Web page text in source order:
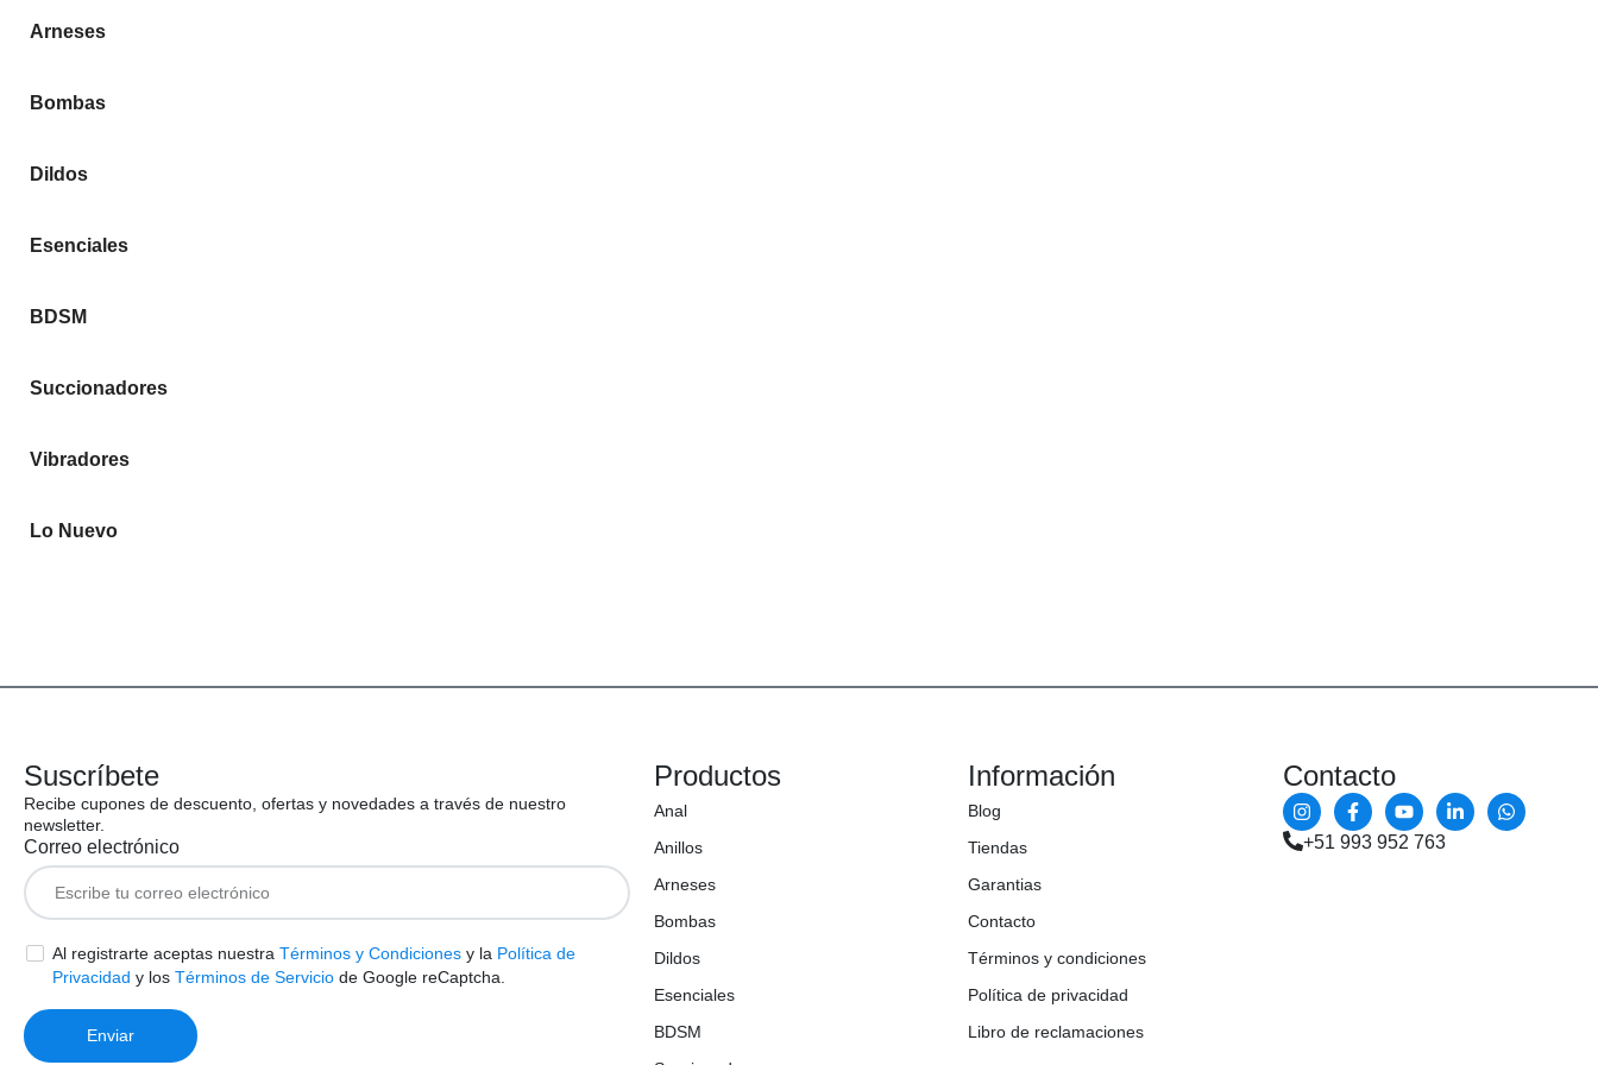
Arneses
Bombas
Dildos
Esenciales
BDSM
Succionadores
Vibradores
Lo Nuevo
Suscríbete
Recibe cupones de descuento, ofertas y novedades a través de nuestro
newsletter.
Correo electrónico
Al registrarte aceptas nuestra Términos y Condicionesy la Política de
Privacidad y los Términos de Servicio de Google reCaptcha.
Enviar
Productos
Anal
Anillos
Arneses
Bombas
Dildos
Esenciales
BDSM
Información
Blog
Tiendas
Garantias
Contacto
Términos y condiciones
Política de privacidad
Libro de reclamaciones
Contacto
+51 993 952 763